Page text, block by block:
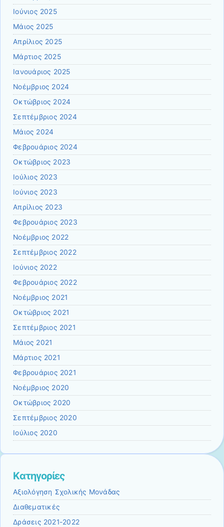
Ιούνιος 2025
Μάιος 2025
Απρίλιος 2025
Μάρτιος 2025
Ιανουάριος 2025
Νοέμβριος 2024
Οκτώβριος 2024
Σεπτέμβριος 2024
Μάιος 2024
Φεβρουάριος 2024
Οκτώβριος 2023
Ιούλιος 2023
Ιούνιος 2023
Απρίλιος 2023
Φεβρουάριος 2023
Νοέμβριος 2022
Σεπτέμβριος 2022
Ιούνιος 2022
Φεβρουάριος 2022
Νοέμβριος 2021
Οκτώβριος 2021
Σεπτέμβριος 2021
Μάιος 2021
Μάρτιος 2021
Φεβρουάριος 2021
Νοέμβριος 2020
Οκτώβριος 2020
Σεπτέμβριος 2020
Ιούλιος 2020
Kατηγορίες
Αξιολόγηση Σχολικής Μονάδας
Διαθεματικές
Δράσεις 2021-2022